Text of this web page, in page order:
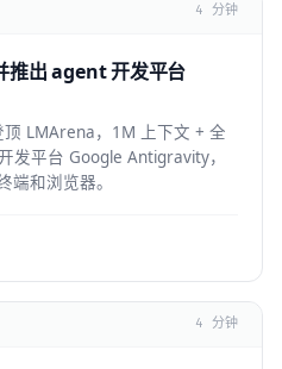
4 分钟
推出 agent 开发平台
LMArena，1M 上下文 + 全
发平台 Google Antigravity，
和浏览器。
4 分钟